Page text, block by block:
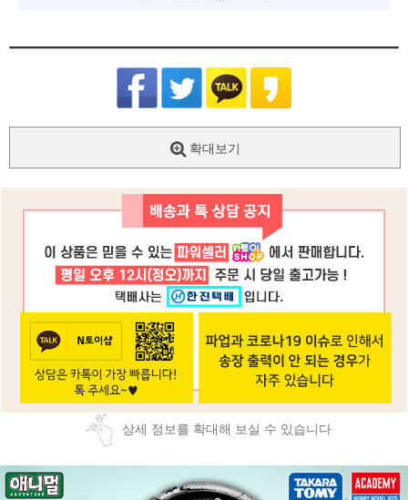
확대보기
상세 정보를 확대해 보실 수 있습니다